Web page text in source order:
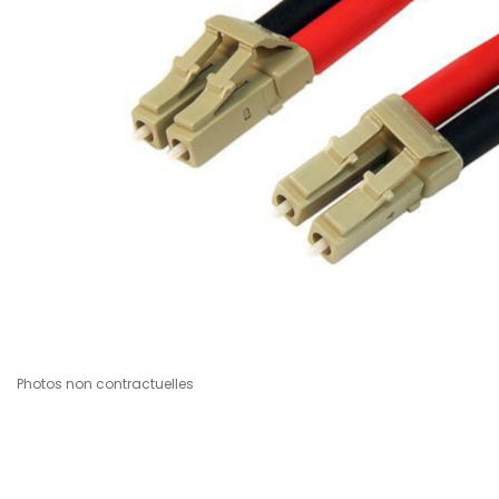
Photos non contractuelles